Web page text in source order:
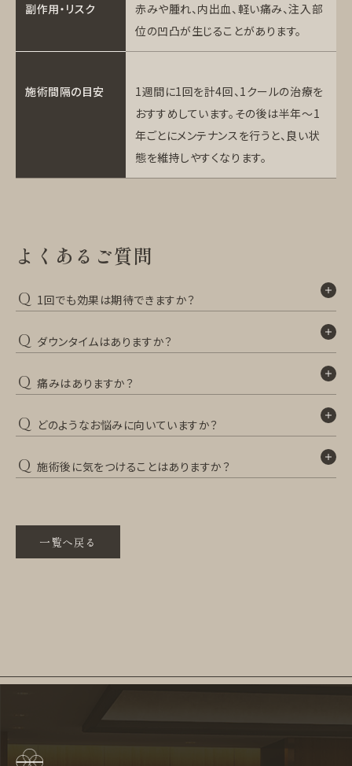
副作用・リスク
赤みや腫れ、内出血、軽い痛み、注入部
位の凹凸が生じることがあります。
施術間隔の目安
1週間に1回を計4回、1クールの治療を
おすすめしています。その後は半年〜1
年ごとにメンテナンスを行うと、良い状
態を維持しやすくなります。
よくあるご質問
Q 1回でも効果は期待できますか？
Q ダウンタイムはありますか？
Q 痛みはありますか？
Q どのようなお悩みに向いていますか？
Q 施術後に気をつけることはありますか？
一覧へ戻る